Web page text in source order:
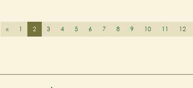
« 1 2 3 4 5 6 7 8 9 10 11 12